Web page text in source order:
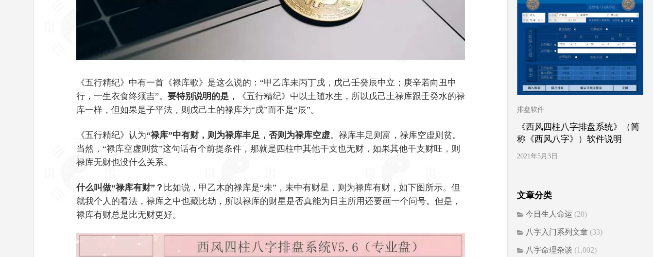
《五行精纪》中有一首《禄库歌》是这么说的：“甲乙库未丙丁戌，戊己壬癸辰中立；庚辛若向丑中
行，一生衣食终须吉”。 要特别说明的是，
《五行精纪》中以土随水生，所以戊己土禄库跟壬癸水的禄
库一样，但如果是子平法，则戊己土的禄库为“戌”而不是“辰”。
《五行精纪》认为“禄库”中有财，则为禄库丰足，否则为禄库空虚。禄库丰足则富，禄库空虚则贫。
当然，“禄库空虚则贫”这句话有个前提条件，那就是四柱中其他干支也无财，如果其他干支财旺，则
禄库无财也没什么关系。
什么叫做“禄库有财”？ 比如说，甲乙木的禄库是“未”，未中有财星，则为禄库有财，如下图所示。但
就我个人的看法，禄库之中也藏比劫，所以禄库的财星是否真能为日主所用还要画一个问号。但是，
禄库有财总是比无财更好。
排盘软件
《西风四柱八字排盘系统》（简
称《西风八字》）软件说明
2021年5月3日
文章分类
今日生人命运 (20)
八字入门系列文章 (33)
八字命理杂谈 (1,002)